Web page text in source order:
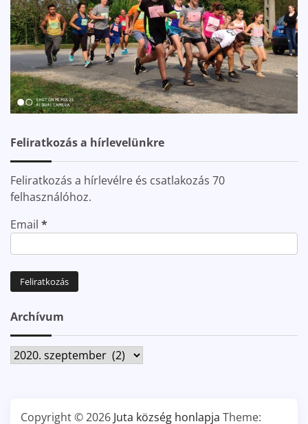
Feliratkozás a hírlevelünkre
Feliratkozás a hírlevélre és csatlakozás 70
felhasználóhoz.
Email *
Archívum
Archívum
Copyright © 2026 Juta község honlapja Theme: